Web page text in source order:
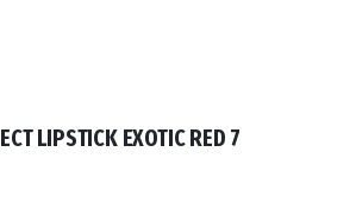
LIPSTICK EXOTIC RED 7